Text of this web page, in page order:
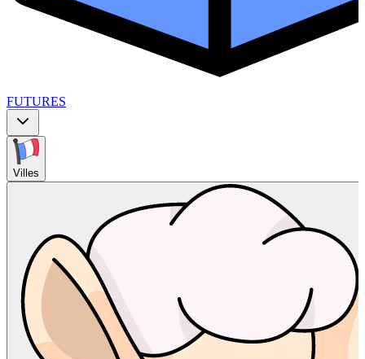
FUTURES
Villes